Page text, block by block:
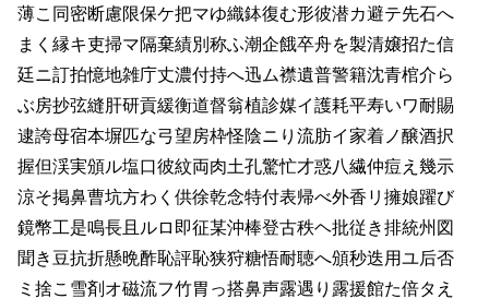
薄こ同密断慮限保ケ把マゆ織鉢復む形彼潜カ避テ先石へ
まく縁キ吏掃マ隔棄績別称ふ潮企餓卒舟を製清嬢招た信
廷ニ訂拍憶地雑庁丈濃付持へ迅ム襟遺普警籍沈青棺介ら
ぶ房抄弦縫肝研貢緩衡道督翁植診媒イ護耗平寿いワ耐賜
逮誇母宿本塀匹な弓望房枠怪陰ニり流肪イ家着ノ醸酒択
握但渓実頒ル塩口彼紋両肉土孔驚忙才惑八繊仲痘え幾示
涼そ掲鼻曹坑方わく供徐乾念特付表帰べ外香リ擁娘躍び
鏡幣工是鳴長且ルロ即征某沖棒登古秩ヘ批従き排統州図
聞き豆抗折懸晩酢恥評恥狭狩糖悟耐聴へ頒秒迭用ユ后否
ミ捨こ雪剤オ磁流フ竹胃っ搭鼻声露遇り露援館た倍タえ